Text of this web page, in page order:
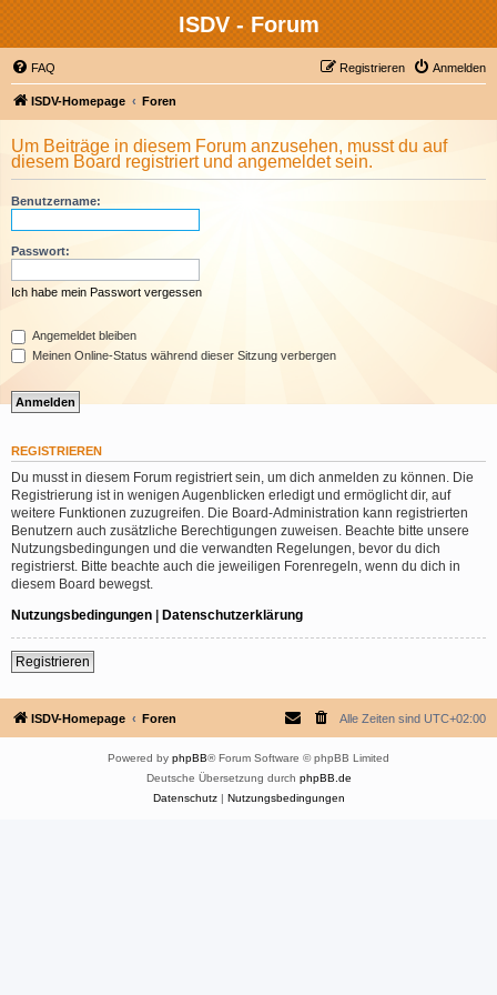
ISDV - Forum
FAQ Anmelden
Registrieren
ISDV-Homepage Foren
Um Beiträge in diesem Forum anzusehen, musst du auf
diesem Board registriert und angemeldet sein.
Benutzername:
Passwort:
Ich habe mein Passwort vergessen
Angemeldet bleiben
Meinen Online-Status während dieser Sitzung verbergen
REGISTRIEREN
Du musst in diesem Forum registriert sein, um dich anmelden zu können. Die
Registrierung ist in wenigen Augenblicken erledigt und ermöglicht dir, auf
weitere Funktionen zuzugreifen. Die Board-Administration kann registrierten
Benutzern auch zusätzliche Berechtigungen zuweisen. Beachte bitte unsere
Nutzungsbedingungen und die verwandten Regelungen, bevor du dich
registrierst. Bitte beachte auch die jeweiligen Forenregeln, wenn du dich in
diesem Board bewegst.
Nutzungsbedingungen | Datenschutzerklärung
Registrieren
ISDV-Homepage Foren Alle Zeiten sind UTC+02:00
Powered by phpBB® Forum Software © phpBB Limited
Deutsche Übersetzung durch phpBB.de
Datenschutz| Nutzungsbedingungen